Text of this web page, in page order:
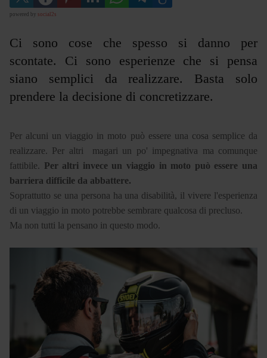
powered by social2s
Ci sono cose che spesso si danno per
scontate. Ci sono esperienze che si pensa
siano semplici da realizzare. Basta solo
prendere la decisione di concretizzare.
Per alcuni un viaggio in moto può essere una cosa semplice da
realizzare. Per altri magari un po' impegnativa ma comunque
fattibile. Per altri invece un viaggio in moto può essere una
barriera difficile da abbattere.
Soprattutto se una persona ha una disabilità, il vivere l'esperienza
di un viaggio in moto potrebbe sembrare qualcosa di precluso.
Ma non tutti la pensano in questo modo.